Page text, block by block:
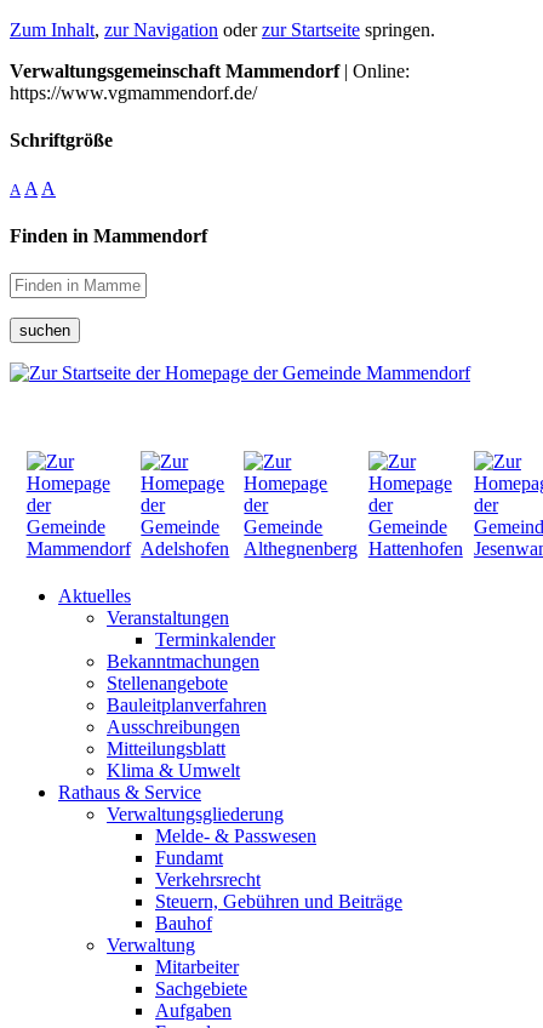
Zum Inhalt, zur Navigation oderzur Startseite springen.
Verwaltungsgemeinschaft Mammendorf| Online:
https://www.vgmammendorf.de/
Schriftgröße
A A A
Finden in Mammendorf
suchen
Aktuelles
Veranstaltungen
Terminkalender
Bekanntmachungen
Stellenangebote
Bauleitplanverfahren
Ausschreibungen
Mitteilungsblatt
Klima & Umwelt
Rathaus & Service
Verwaltungsgliederung
Melde- & Passwesen
Fundamt
Verkehrsrecht
Steuern, Gebühren und Beiträge
Bauhof
Verwaltung
Mitarbeiter
Sachgebiete
Aufgaben